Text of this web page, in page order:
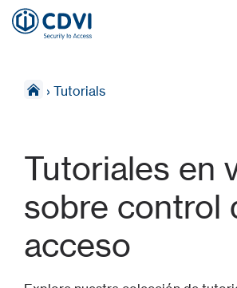
› Tutorials
Tutoriales en
sobre control
acceso